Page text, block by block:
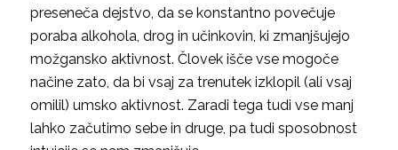
preseneča dejstvo, da se konstantno povečuje
poraba alkohola, drog in učinkovin, ki zmanjšujejo
možgansko aktivnost. Človek išče vse mogoče
načine zato, da bi vsaj za trenutek izklopil (ali vsaj
omilil) umsko aktivnost. Zaradi tega tudi vse manj
lahko začutimo sebe in druge, pa tudi sposobnost